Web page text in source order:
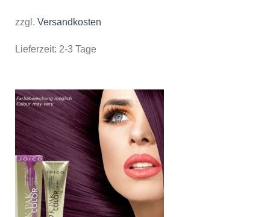
zzgl. Versandkosten
Lieferzeit: 2-3 Tage